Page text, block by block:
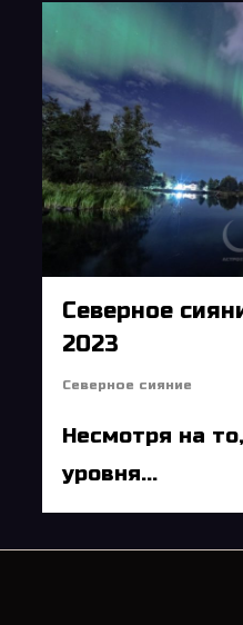
Северное
2023
Северное сияние
Несмотря на
уровня...